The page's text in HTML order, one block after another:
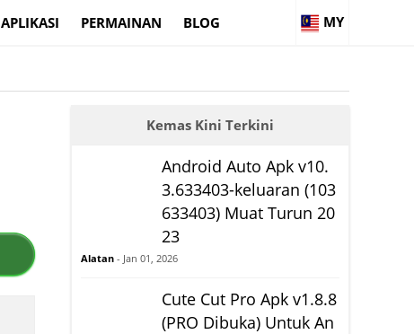
APLIKASI PERMAINAN BLOG MY
Kemas Kini Terkini
Android Auto Apk v10.
3.633403-keluaran (103
633403) Muat Turun 20
23
Alatan - Jan 01, 2026
Cute Cut Pro Apk v1.8.8
(PRO Dibuka) Untuk An